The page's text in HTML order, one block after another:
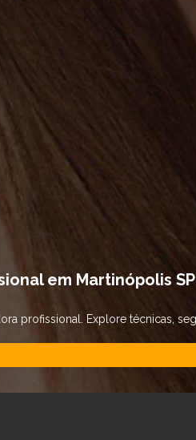
em Martinópolis SP
profissional. Explore técnicas,